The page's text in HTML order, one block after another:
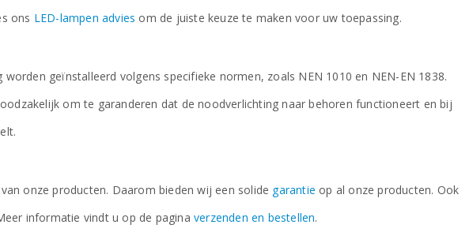
ons LED-lampen advies om de juiste keuze te maken voor uw toepassing.
geïnstalleerd volgens specifieke normen, zoals NEN 1010 en NEN-EN 1838.
om te garanderen dat de noodverlichting naar behoren functioneert en bij
onze producten. Daarom bieden wij een solide garantie op al onze producten. Ook
informatie vindt u op de paginaverzenden en bestellen.
excl. BTW